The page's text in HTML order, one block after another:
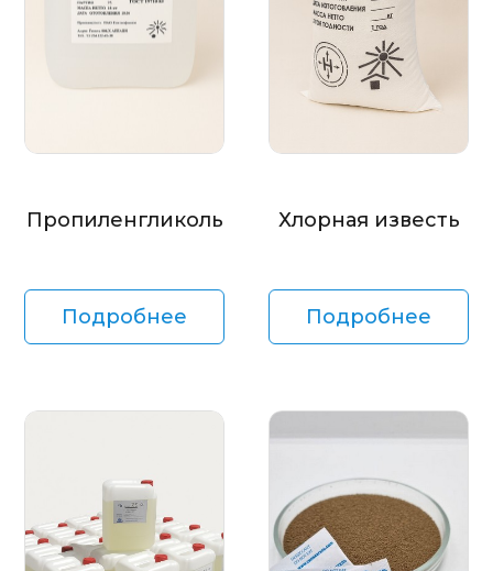
Пропиленгликоль
Подробнее
Хлорная известь
Подробнее